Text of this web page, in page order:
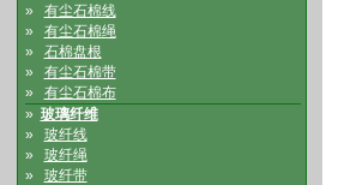
»
有尘石棉线
»
有尘石棉绳
»
石棉盘根
»
有尘石棉带
»
有尘石棉布
» 玻璃纤维
»
玻纤线
»
玻纤绳
»
玻纤带